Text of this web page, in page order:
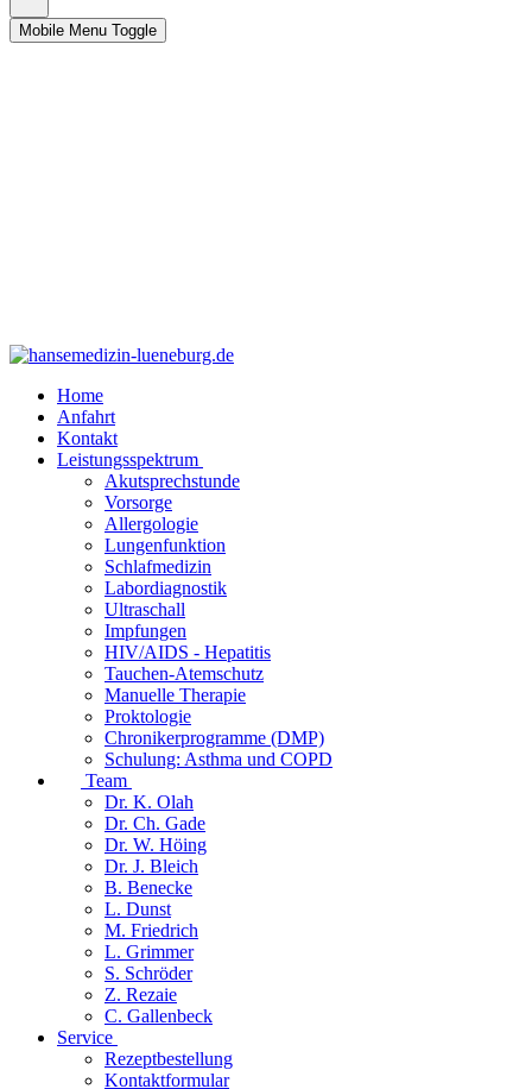
Mobile Menu Toggle
Home
Anfahrt
Kontakt
Leistungsspektrum
Akutsprechstunde
Vorsorge
Allergologie
Lungenfunktion
Schlafmedizin
Labordiagnostik
Ultraschall
Impfungen
HIV/AIDS - Hepatitis
Tauchen-Atemschutz
Manuelle Therapie
Proktologie
Chronikerprogramme (DMP)
Schulung: Asthma und COPD
Team
Dr. K. Olah
Dr. Ch. Gade
Dr. W. Höing
Dr. J. Bleich
B. Benecke
L. Dunst
M. Friedrich
L. Grimmer
S. Schröder
Z. Rezaie
C. Gallenbeck
Service
Rezeptbestellung
Kontaktformular